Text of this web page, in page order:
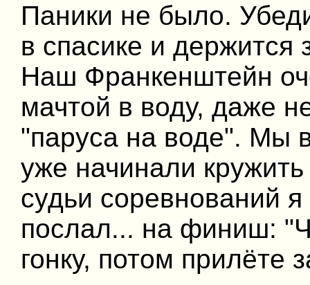
Паники не было.
в спасике и держится
Наш Франкенштейн
мачтой в воду, даже
"паруса на воде". Мы
уже начинали
судьи соревнований
послал... на финиш:
гонку, потом прилёте